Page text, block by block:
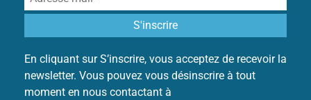
En cliquant sur S’inscrire, vous acceptez de recevoir la
newsletter. Vous pouvez vous désinscrire à tout
moment en nous contactant à